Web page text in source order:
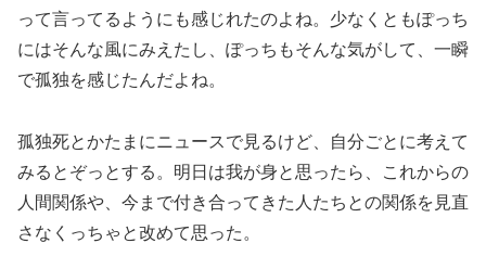
って言ってるようにも感じれたのよね。少なくともぽっち
にはそんな風にみえたし、ぽっちもそんな気がして、一瞬
で孤独を感じたんだよね。
孤独死とかたまにニュースで見るけど、自分ごとに考えて
みるとぞっとする。明日は我が身と思ったら、これからの
人間関係や、今まで付き合ってきた人たちとの関係を見直
さなくっちゃと改めて思った。